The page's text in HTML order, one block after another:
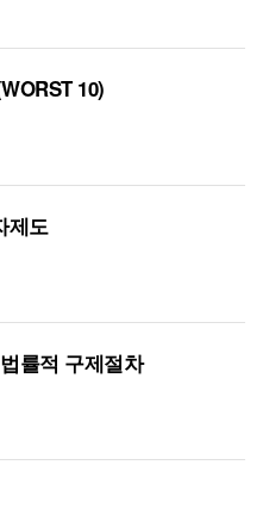
10)
제도
률적 구제절차